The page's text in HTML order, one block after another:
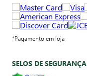
*Pagamento em loja
SELOS DE SEGURANÇA